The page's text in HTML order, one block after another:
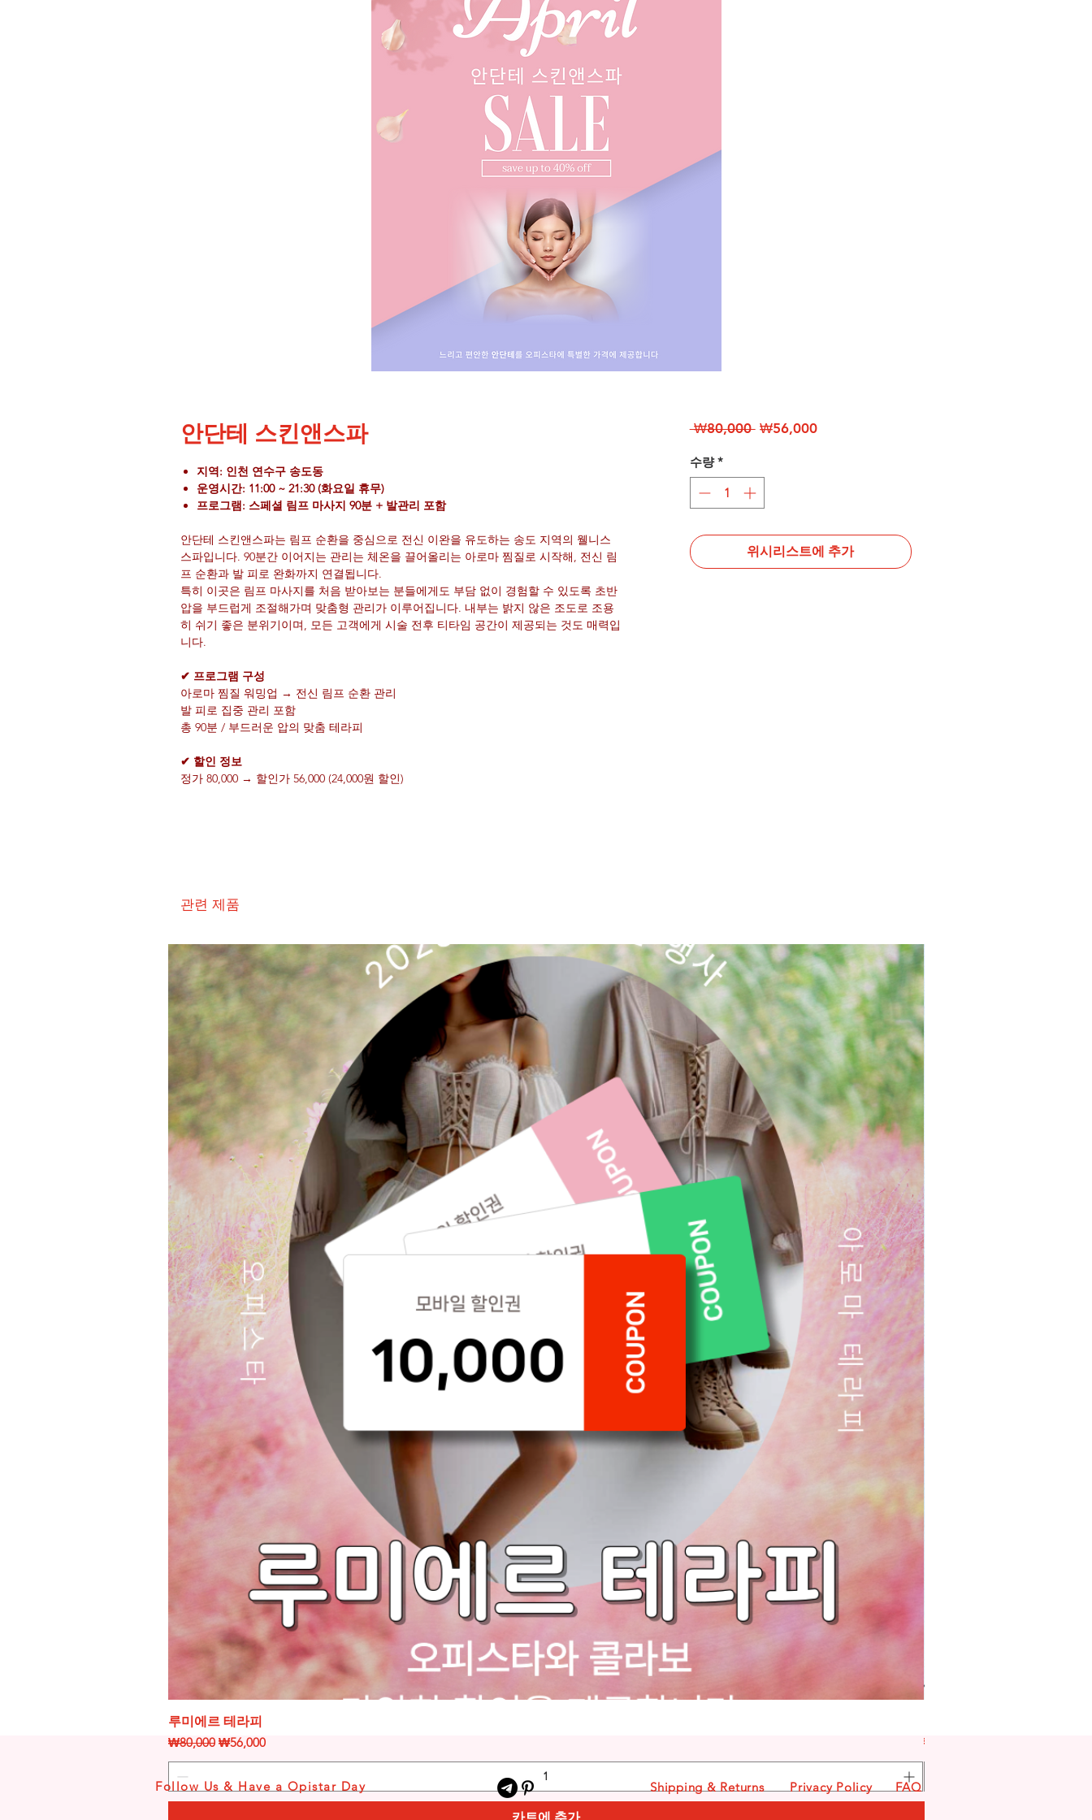
안단테 스킨앤스파
지역: 인천 연수구 송도동
운영시간: 11:00 ~ 21:30 (화요일 휴무)
프로그램: 스페셜 림프 마사지 90분 + 발관리 포함
안단테 스킨앤스파는 림프 순환을 중심으로 전신 이완을 유도하는 송도 지역의 웰니스
스파입니다. 90분간 이어지는 관리는 체온을 끌어올리는 아로마 찜질로 시작해, 전신 림
프 순환과 발 피로 완화까지 연결됩니다.
특히 이곳은 림프 마사지를 처음 받아보는 분들에게도 부담 없이 경험할 수 있도록 초반
압을 부드럽게 조절해가며 맞춤형 관리가 이루어집니다. 내부는 밝지 않은 조도로 조용
히 쉬기 좋은 분위기이며, 모든 고객에게 시술 전후 티타임 공간이 제공되는 것도 매력입
니다.
✔ 프로그램 구성
아로마 찜질 워밍업 → 전신 림프 순환 관리
발 피로 집중 관리 포함
총 90분 / 부드러운 압의 맞춤 테라피
✔ 할인 정보
정가 80,000 → 할인가 56,000 (24,000원 할인)
₩80,000 일
₩56,000할
수량 *
위시리스트에 추가
관련 제품
루미에르 테라피
일반가
₩80,000 할인가
₩56,000
일반가
₩95,000
Follow Us & Have a Opistar Day Shipping & Returns Privacy Policy FAQ